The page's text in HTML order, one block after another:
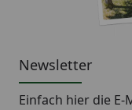
Newsletter
Einfach hier die